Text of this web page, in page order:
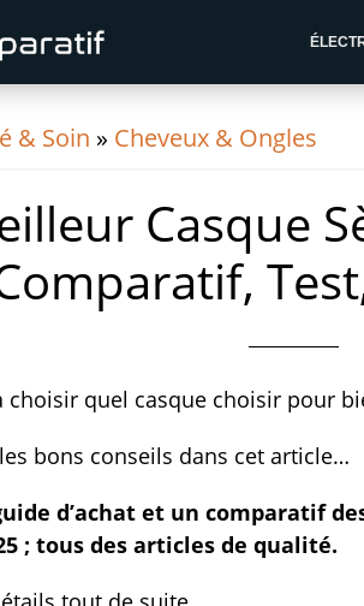
& Soin » Cheveux & Ongles
Casque
choisir quel casque choisir pour
bons conseils dans cet article…
d’achat et un comparatif
; tous des articles de qualité.